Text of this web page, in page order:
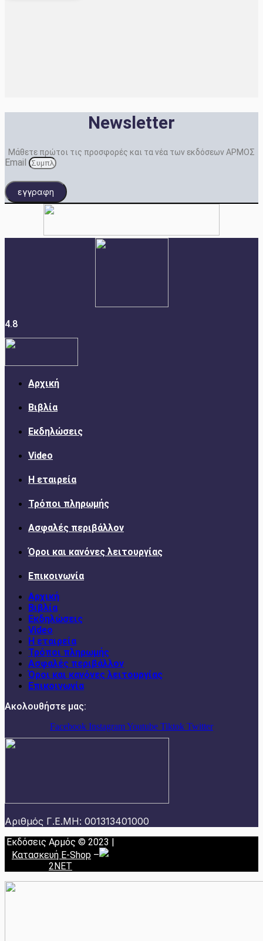
Newsletter
Μάθετε πρώτοι τις προσφορές και τα νέα των εκδόσεων ΑΡΜΟΣ
Email
εγγραφη
4.8
Αρχική
Βιβλία
Εκδηλώσεις
Video
Η εταιρεία
Τρόποι πληρωμής
Ασφαλές περιβάλλον
Όροι και κανόνες λειτουργίας
Επικοινωνία
Αρχική
Βιβλία
Εκδηλώσεις
Video
Η εταιρεία
Τρόποι πληρωμής
Ασφαλές περιβάλλον
Όροι και κανόνες λειτουργίας
Επικοινωνία
Ακολουθήστε μας:
Facebook InstagramYoutube Tiktok Twitter
Αριθμός Γ.Ε.ΜΗ: 001313401000
Εκδόσεις Αρμός © 2023 |
Κατασκευή E-Shop –
2NET